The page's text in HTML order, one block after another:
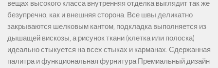
вещах высокого класса внутренняя отделка выглядит так же
безупречно, как и внешняя сторона. Все швы деликатно
закрываются шелковым кантом, подкладка выполняется из
дышащей вискозы, а рисунок ткани (клетка или полоска)
идеально стыкуется на всех стыках и карманах. Сдержанная
палитра и функциональная фурнитура Премиальный дизайн